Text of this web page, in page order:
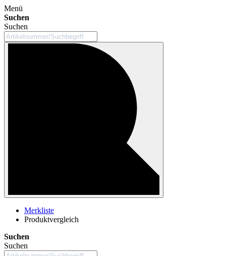
Menü
Suchen
Suchen
Merkliste
Produktvergleich
Suchen
Suchen